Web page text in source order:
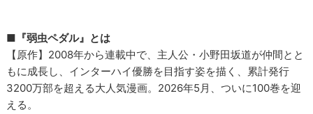
■『弱虫ペダル』とは
【原作】2008年から連載中で、主人公・小野田坂道が仲間とと
もに成長し、インターハイ優勝を目指す姿を描く、累計発行
3200万部を超える大人気漫画。2026年5月、ついに100巻を迎
える。